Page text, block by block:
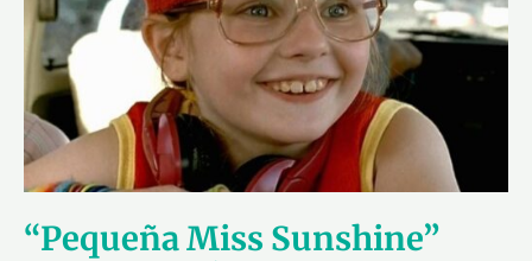
“Pequeña Miss Sunshine”
(2006).
¿Qué
es
triunfar
en
la
vida?